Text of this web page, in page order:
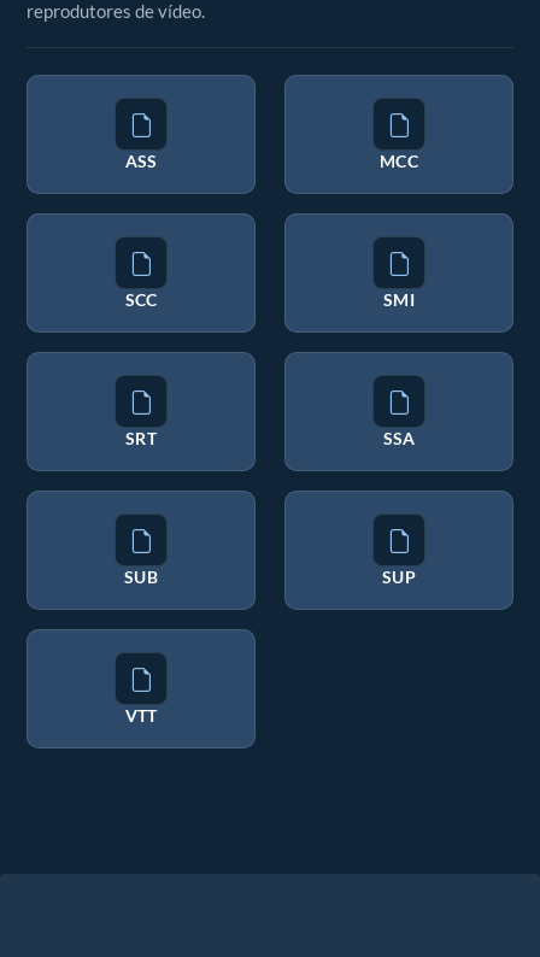
reprodutores de vídeo.
ASS MCC
SCC SMI
SRT SSA
SUB SUP
VTT